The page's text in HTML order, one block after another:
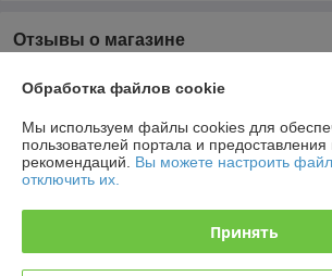
Отзывы о магазине
6 отзывов за всё время
Покупатель
Отлично
Отлично
Обработка файлов cookie
Мы используем файлы cookies для
пользователей портала и
рекомендаций. Вы можете настроить
отключить их.
Принять